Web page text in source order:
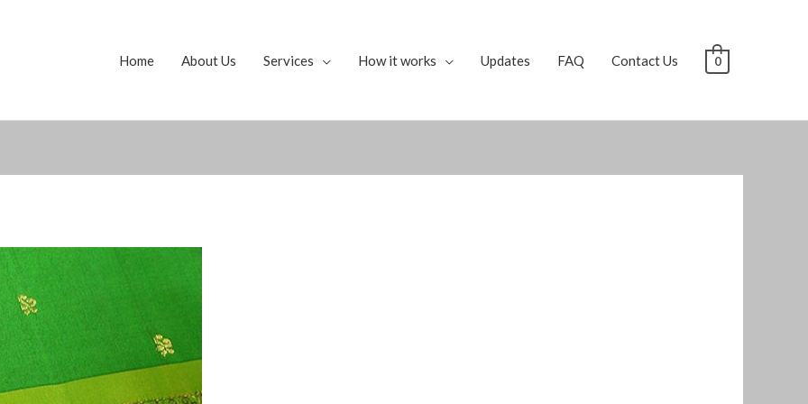
Home About Us Services How it works Updates FAQ Contact Us 0